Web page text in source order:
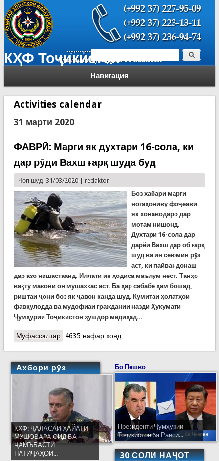
КҲФ Тоҷикистон
Навигация
Форма поиска Поиск
Activities calendar
31 марти 2020
ФАВРӢ: Марги як духтари 16-сола, ки
дар рӯди Вахш ғарқ шуда буд
Чоп шуд: 31/03/2020 | redaktor
Боз хабари марги
ногаҳониву фоҷеавӣ
як хонаводаро дар
мотам нишонд.
Духтари 16-сола дар
дарёи Вахш дар об ғарқ
шуд ва ин сеюмин рӯз
аст, ки пайвандонаш
дар азо нишастаанд. Иллати ин ҳодиса маълум нест. Танҳо
вақту макони он мушаххас аст. Ба ҳар сабабе ҳам бошад,
риштаи ҷони боз як ҷавон канда шуд. Кумитаи ҳолатҳои
фавқулодда ва мудофиаи граждании назди Ҳукумати
Ҷумҳурии Тоҷикистон ҳушдор медиҳад...
Муфассалтаро ФАВРӢ: Марги як духтари 16-сола, ки дар рӯди
4635 нафар хонд
Ахбори рӯз
КҲФ: ҶАЛАСАИ ҲАЙАТИ
МУШОВАРА ОИД БА
ҶАМЪБАСТИ
НАТИҶАҲОИ...
Бо Пешво
Президенти Ҷумҳурии
Тоҷикистон ба Раиси...
30 СОЛИ НАҶОТ